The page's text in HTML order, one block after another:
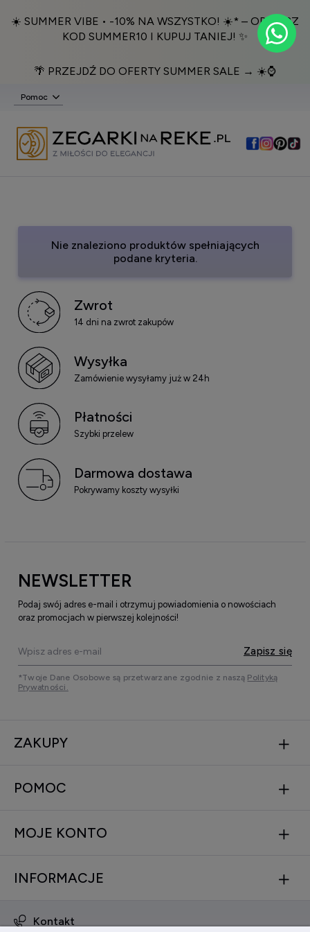
☀️ SUMMER VIBE • -10% NA WSZYSTKO! ☀️* – ODBIERZ
KOD SUMMER10 I KUPUJ TANIEJ! ✨
🌴 PRZEJDŹ DO OFERTY SUMMER SALE → ☀️⌚️
Pomoc
Nie znaleziono produktów spełniających
podane kryteria.
Zwrot
14 dni na zwrot zakupów
Wysyłka
Zamówienie wysyłamy już w 24h
Płatności
Szybki przelew
Darmowa dostawa
Pokrywamy koszty wysyłki
NEWSLETTER
Podaj swój adres e-mail i otrzymuj powiadomienia o nowościach
oraz promocjach w pierwszej kolejności!
Zapisz się
*Twoje Dane Osobowe są przetwarzane zgodnie z naszą Polityką
Prywatności.
ZAKUPY
POMOC
MOJE KONTO
INFORMACJE
Kontakt